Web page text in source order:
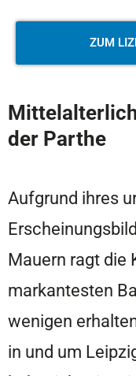
ZUM
der Parthe
Aufgrund ihres
Mauern ragt die
markantesten
wenigen
in und um